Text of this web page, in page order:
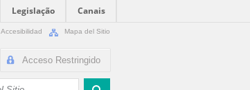
Legislação
Canais
Accesibilidad Mapa del Sitio
Acceso Restringido